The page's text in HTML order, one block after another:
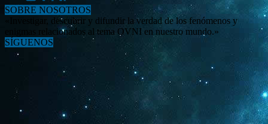
SOBRE NOSOTROS
«Investigar, descubrir y difundir la verdad de los fenómenos y
enigmas relacionados al tema OVNI en nuestro mundo.»
SÍGUENOS